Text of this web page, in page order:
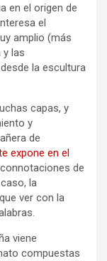
en el origen de
el
amplio (más
y las
la escultura
capas, y
y
de
expone en el
de
la
ver con la
viene
compuestas